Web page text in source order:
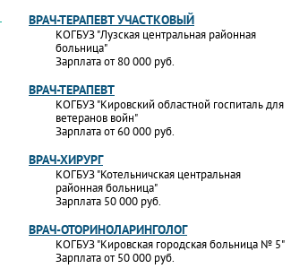
ВРАЧ-ТЕРАПЕВТ УЧАСТКОВЫЙ
КОГБУЗ "Лузская центральная районная
больница"
Зарплата от 80 000 руб.
ВРАЧ-ТЕРАПЕВТ
КОГБУЗ "Кировский областной госпиталь для
ветеранов войн"
Зарплата от 60 000 руб.
ВРАЧ-ХИРУРГ
КОГБУЗ "Котельничская центральная
районная больница"
Зарплата 50 000 руб.
ВРАЧ-ОТОРИНОЛАРИНГОЛОГ
КОГБУЗ "Кировская городская больница № 5"
Зарплата от 50 000 руб.